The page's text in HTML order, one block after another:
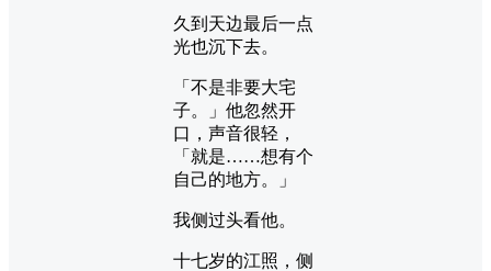
久到天边最后一点
光也沉下去。
「不是非要大宅
子。」他忽然开
口，声音很轻，
「就是……想有个
自己的地方。」
我侧过头看他。
十七岁的江照，侧